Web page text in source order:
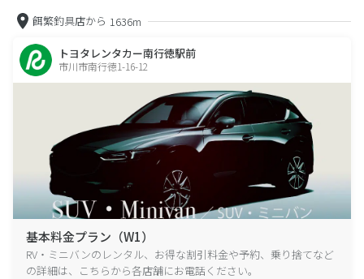
餌繁釣具店から 1636m
トヨタレンタカー南行徳駅前
市川市南行徳1-16-12
基本料金プラン（W1）
RV・ミニバンのレンタル、お得な割引料金や予約、乗り捨てなど
の詳細は、こちらから各店舗にお電話ください。